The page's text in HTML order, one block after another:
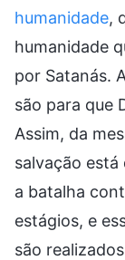
humanidade,
humanidade
por Satanás.
são para que
Assim, da
salvação
a batalha
estágios, e
são